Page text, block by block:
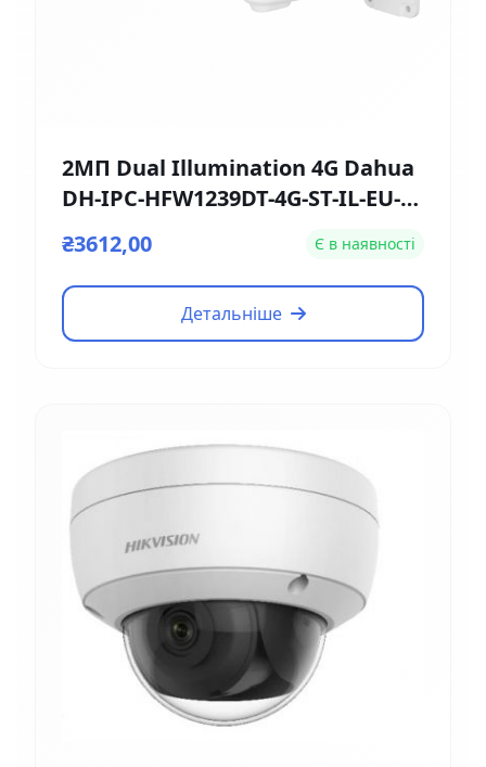
2МП Dual Illumination 4G Dahua
DH-IPC-HFW1239DT-4G-ST-IL-EU-B
₴3612,00 Є в наявності
Детальніше